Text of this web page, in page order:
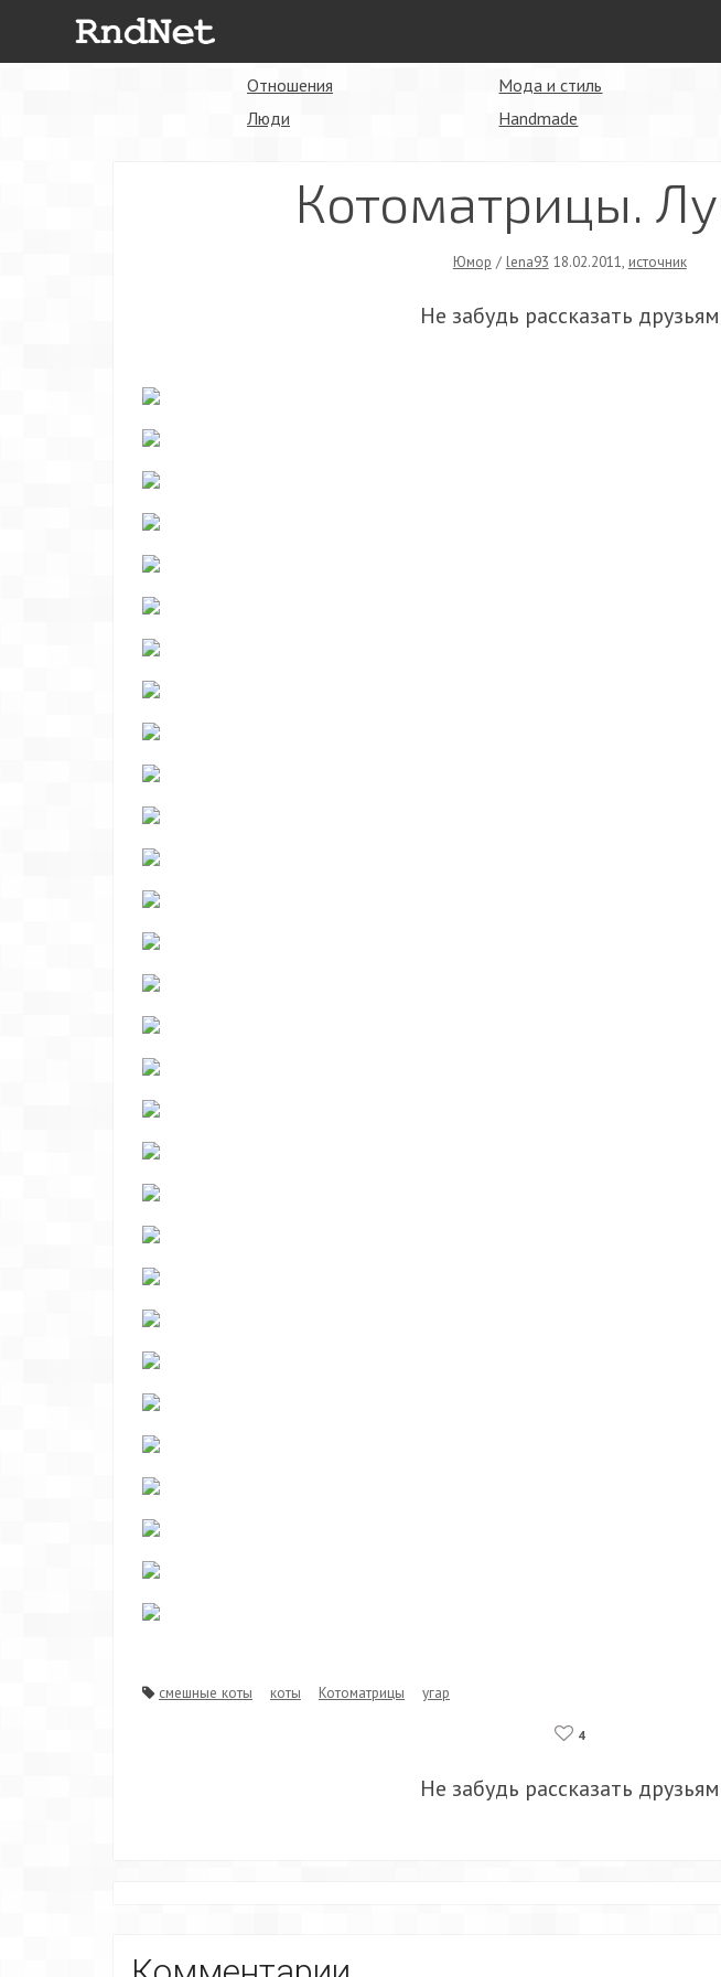
Отношения
Люди
Мода и стиль
Handmade
Котоматрицы.
Юмор / lena93 18.02.2011, источник
Не забудь рассказать друзьям
смешные коты коты Котоматрицы угар
4
Не забудь рассказать друзьям